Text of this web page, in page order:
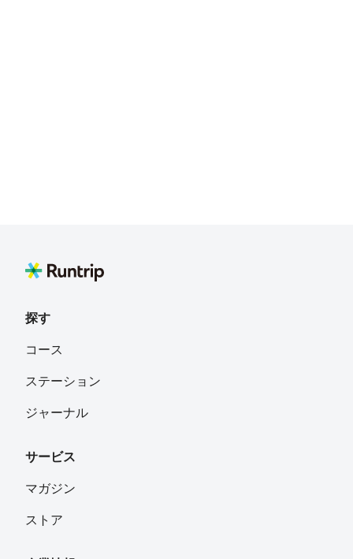
探す
コース
ステーション
ジャーナル
サービス
マガジン
ストア